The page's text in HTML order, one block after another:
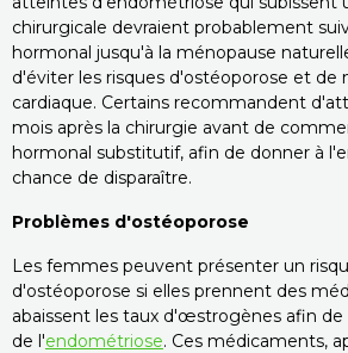
chirurgicale devraient probablement
hormonal jusqu'à la ménopause
d'éviter les risques d'ostéoporose et de
cardiaque. Certains recommandent
mois après la chirurgie avant de
hormonal substitutif, afin de donner à
chance de disparaître.
Problèmes d'ostéoporose
Les femmes peuvent présenter un
d'ostéoporose si elles prennent des
abaissent les taux d'œstrogènes afin de
de l'endométriose. Ces médicaments,